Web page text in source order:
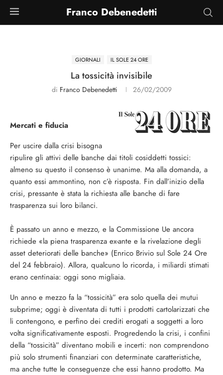
Franco Debenedetti
GIORNALI IL SOLE 24 ORE
La tossicità invisibile
di Franco Debenedetti 26/02/2009
Mercati e fiducia
Per uscire dalla crisi bisogna
ripulire gli attivi delle banche dai titoli cosiddetti tossici:
almeno su questo il consenso è unanime. Ma alla domanda, a
quanto essi ammontino, non c’è risposta. Fin dall’inizio della
crisi, pressante è stata la richiesta alle banche di fare
trasparenza sui loro bilanci.
È passato un anno e mezzo, e la Commissione Ue ancora
richiede «la piena trasparenza ex-ante e la rivelazione degli
asset deteriorati delle banche» (Enrico Brivio sul Sole 24 Ore
del 24 febbraio). Allora, qualcuno lo ricorda, i miliardi stimati
erano centinaia: oggi sono migliaia.
Un anno e mezzo fa la “tossicità” era solo quella dei mutui
subprime; oggi è diventata di tutti i prodotti cartolarizzati che
li contengono, e perfino dei crediti erogati a soggetti a loro
volta significativamente esposti. Progredendo la crisi, i confini
della “tossicità” diventano mobili e incerti: non comprendono
più solo strumenti finanziari con determinate caratteristiche,
ma anche tutte le conseguenze che essi hanno prodotto. Ma